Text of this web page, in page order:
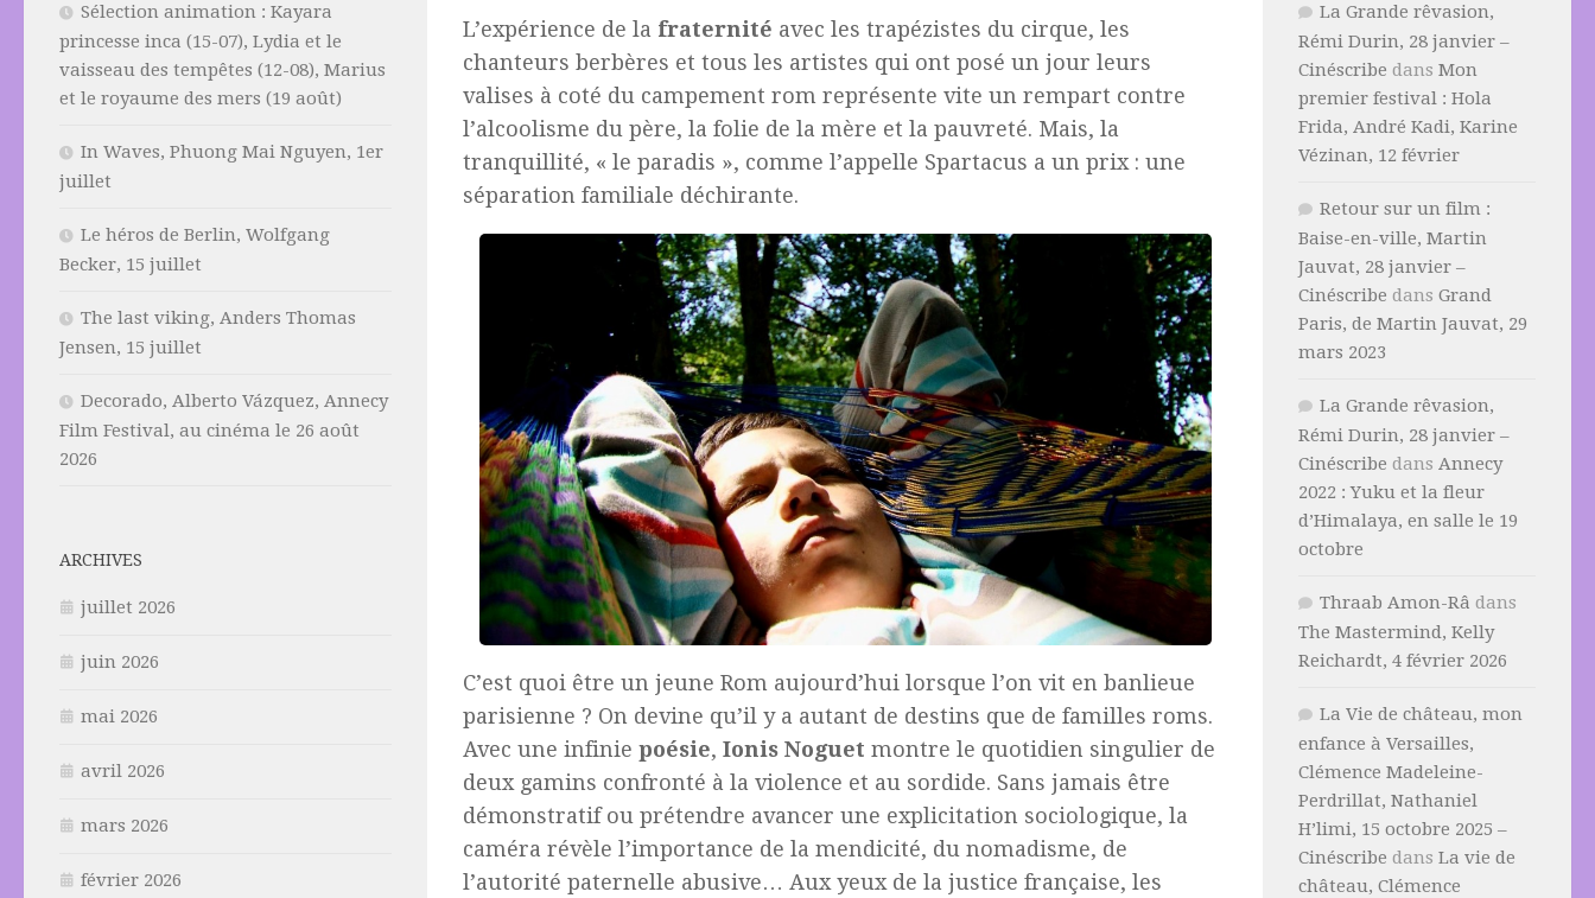
L’expérience de la fraternité avec les trapézistes du cirque, les
chanteurs berbères et tous les artistes qui ont posé un jour leurs
valises à coté du campement rom représente vite un rempart contre
l’alcoolisme du père, la folie de la mère et la pauvreté. Mais, la
tranquillité, « le paradis », comme l’appelle Spartacus a un prix : une
séparation familiale déchirante.
C’est quoi être un jeune Rom aujourd’hui lorsque l’on vit en banlieue
parisienne ? On devine qu’il y a autant de destins que de familles roms.
Avec une infinie poésie, Ionis Noguet montre le quotidien singulier de
deux gamins confronté à la violence et au sordide. Sans jamais être
démonstratif ou prétendre avancer une explicitation sociologique, la
caméra révèle l’importance de la mendicité, du nomadisme, de
l’autorité paternelle abusive… Aux yeux de la justice française, les
Sélection animation : Kayara
princesse inca (15-07), Lydia et le
vaisseau des tempêtes (12-08), Marius
et le royaume des mers (19 août)
In Waves, Phuong Mai Nguyen, 1er
juillet
Le héros de Berlin, Wolfgang
Becker, 15 juillet
The last viking, Anders Thomas
Jensen, 15 juillet
Decorado, Alberto Vázquez, Annecy
Film Festival, au cinéma le 26 août
2026
ARCHIVES
juillet 2026
juin 2026
mai 2026
avril 2026
mars 2026
février 2026
La Grande rêvasion,
Rémi Durin, 28 janvier –
Cinéscribe dans Mon
premier festival : Hola
Frida, André Kadi, Karine
Vézinan, 12 février
Retour sur un film :
Baise-en-ville, Martin
Jauvat, 28 janvier –
Cinéscribe dans Grand
Paris, de Martin Jauvat, 29
mars 2023
La Grande rêvasion,
Rémi Durin, 28 janvier –
Cinéscribe dans Annecy
2022 : Yuku et la fleur
d’Himalaya, en salle le 19
octobre
Thraab Amon-Râ dans
The Mastermind, Kelly
Reichardt, 4 février 2026
La Vie de château, mon
enfance à Versailles,
Clémence Madeleine-
Perdrillat, Nathaniel
H’limi, 15 octobre 2025 –
Cinéscribe dans La vie de
château, Clémence